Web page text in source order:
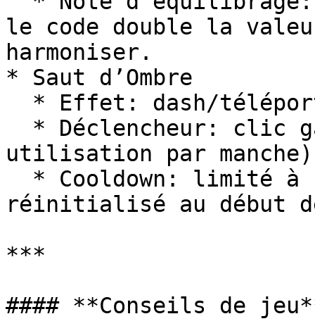
le code double la
harmoniser.
* Saut d’Ombre
utilisation par
réinitialisé au début
***
#### **Conseils de